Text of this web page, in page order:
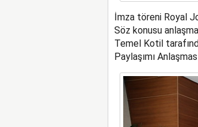
İmza töreni Royal
Söz konusu
Temel Kotil
Paylaşımı